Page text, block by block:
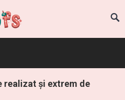
realizat și extrem de